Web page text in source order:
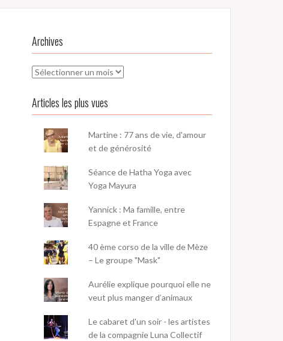
Archives
Archives
Articles les plus vues
Martine : 77 ans de vie, d'amour
et de générosité
Séance de Hatha Yoga avec
Yoga Mayura
Yannick : Ma famille, entre
Espagne et France
40 ème corso de la ville de Mèze
– Le groupe "Mask"
Aurélie explique pourquoi elle ne
veut plus manger d’animaux
Le cabaret d'un soir - les artistes
de la compagnie Luna Collectif